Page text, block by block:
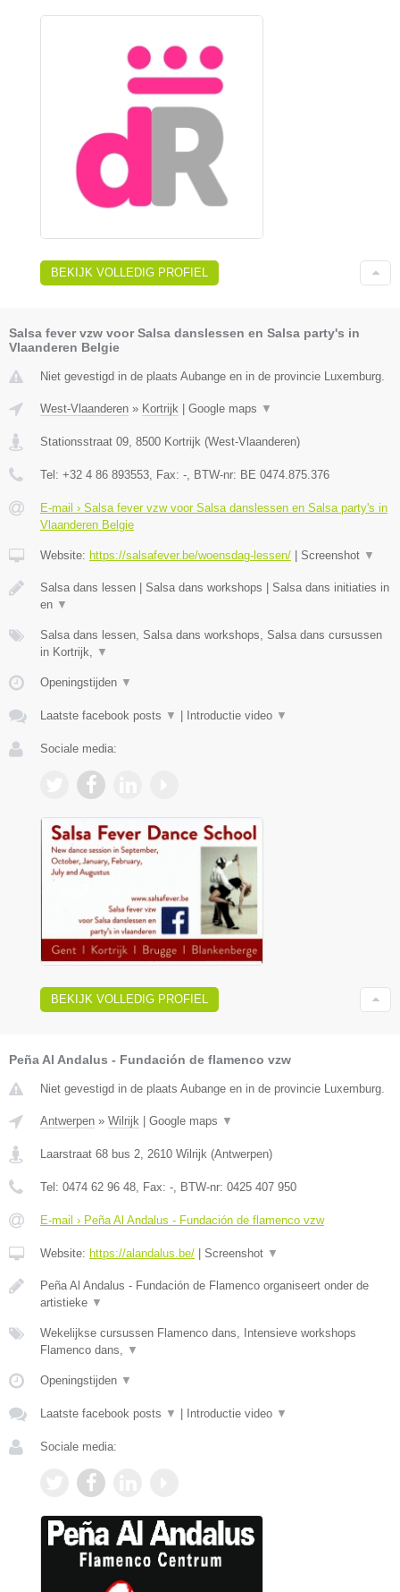
BEKIJK VOLLEDIG PROFIEL
Salsa fever vzw voor Salsa danslessen en Salsa party's in
Vlaanderen Belgie
Niet gevestigd in de plaats Aubange en in de provincie Luxemburg.
West-Vlaanderen » Kortrijk Google maps ▼
Stationsstraat 09, 8500 Kortrijk (West-Vlaanderen)
Tel: +32 4 86 893553, Fax: -, BTW-nr: BE 0474.875.376
E-mail › Salsa fever vzw voor Salsa danslessen en Salsa party's in
Vlaanderen Belgie
Website: https://salsafever.be/woensdag-lessen/ Screenshot ▼
Salsa dans lessen | Salsa dans workshops | Salsa dans initiaties in
en ▼
Salsa dans lessen, Salsa dans workshops, Salsa dans cursussen
in Kortrijk, ▼
Openingstijden ▼
Laatste facebook posts ▼ Introductie video ▼
Sociale media:
BEKIJK VOLLEDIG PROFIEL
Peña Al Andalus - Fundación de flamenco vzw
Niet gevestigd in de plaats Aubange en in de provincie Luxemburg.
Antwerpen » Wilrijk | Google maps ▼
Laarstraat 68 bus 2 2610 Wilrijk (Antwerpen)
Tel: 0474 62 96 48 , Fax: - , BTW-nr: 0425 407 950
E-mail › Peña Al Andalus - Fundación de flamenco vzw
Website: https://alandalus.be/ | Screenshot ▼
Peña Al Andalus - Fundación de Flamenco organiseert onder de
artistieke ▼
Wekelijkse cursussen Flamenco dans, Intensieve workshops
Flamenco dans,
▼
Openingstijden ▼
Laatste facebook posts ▼ | Introductie video ▼
Sociale media: